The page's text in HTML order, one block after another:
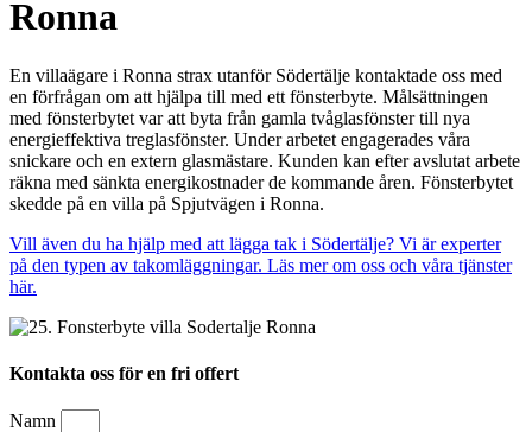
Ronna
En villaägare i Ronna strax utanför Södertälje kontaktade oss med
en förfrågan om att hjälpa till med ett fönsterbyte. Målsättningen
med fönsterbytet var att byta från gamla tvåglasfönster till nya
energieffektiva treglasfönster. Under arbetet engagerades våra
snickare och en extern glasmästare. Kunden kan efter avslutat arbete
räkna med sänkta energikostnader de kommande åren. Fönsterbytet
skedde på en villa på Spjutvägen i Ronna.
Vill även du ha hjälp med att lägga tak i Södertälje? Vi är experter
på den typen av takomläggningar. Läs mer om oss och våra tjänster
här.
Kontakta oss för en fri offert
Namn